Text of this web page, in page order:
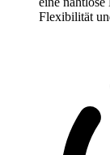
Flexibilität